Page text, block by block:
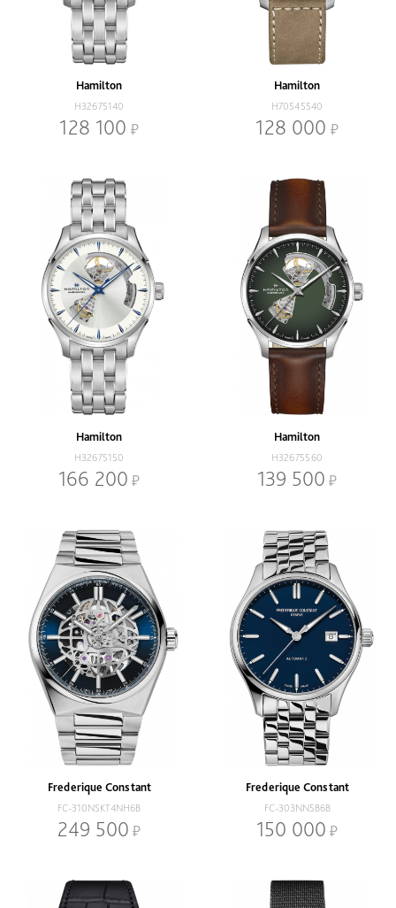
Hamilton
H32675140
128 100
Hamilton
H70545540
128 000
Hamilton
H32675150
166 200
Hamilton
H32675560
139 500
Frederique Constant
FC-310NSKT4NH6B
249 500
Frederique Constant
FC-303NN5B6B
150 000